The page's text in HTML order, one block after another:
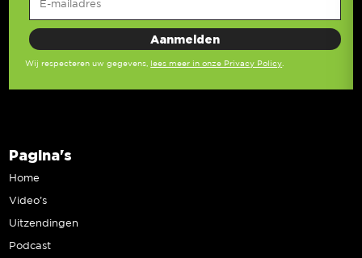
Wij respecteren uw gegevens, lees meer in onze Privacy Policy.
Pagina's
Home
Video’s
Uitzendingen
Podcast